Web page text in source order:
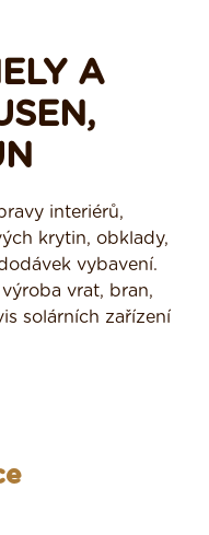
A
interiérů,
krytin, obklady,
vybavení.
vrat, bran,
solárních zařízení